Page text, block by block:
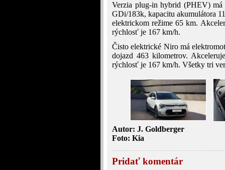
Verzia plug-in hybrid (PHEV) má
GDi/183k, kapacitu akumulátora
elektrickom režime 65 km.
rýchlosť je 167 km/h.
Čisto elektrické Niro má
dojazd 463 kilometrov.
rýchlosť je 167 km/h. Všetky tri
Autor: J. Goldberger
Foto: Kia
Pridať komentár